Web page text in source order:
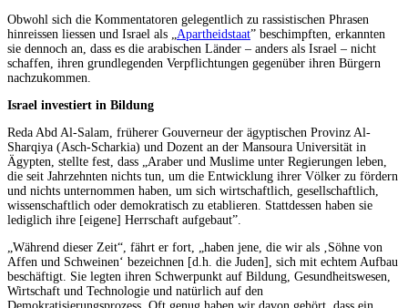
Obwohl sich die Kommentatoren gelegentlich zu rassistischen Phrasen
hinreissen liessen und Israel als „ Apartheidstaat” beschimpften, erkannten
sie dennoch an, dass es die arabischen Länder – anders als Israel – nicht
schaffen, ihren grundlegenden Verpflichtungen gegenüber ihren Bürgern
nachzukommen.
Israel investiert in Bildung
Reda Abd Al-Salam, früherer Gouverneur der ägyptischen Provinz Al-
Sharqiya (Asch-Scharkia) und Dozent an der Mansoura Universität in
Ägypten, stellte fest, dass „Araber und Muslime unter Regierungen leben,
die seit Jahrzehnten nichts tun, um die Entwicklung ihrer Völker zu fördern
und nichts unternommen haben, um sich wirtschaftlich, gesellschaftlich,
wissenschaftlich oder demokratisch zu etablieren. Stattdessen haben sie
lediglich ihre [eigene] Herrschaft aufgebaut”.
„Während dieser Zeit“, fährt er fort, „haben jene, die wir als ‚Söhne von
Affen und Schweinen‘ bezeichnen [d.h. die Juden], sich mit echtem Aufbau
beschäftigt. Sie legten ihren Schwerpunkt auf Bildung, Gesundheitswesen,
Wirtschaft und Technologie und natürlich auf den